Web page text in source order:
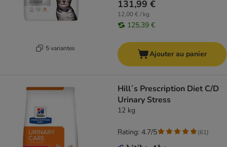
5 variantes
131,99 €
12,00 € / kg
125,39 €
Ajouter au panier
Hill´s Prescription Diet C/D
Urinary Stress
12 kg
Rating: 4.7/5 (61)